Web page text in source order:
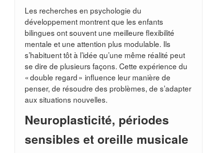
Les recherches en psychologie du
développement montrent que les enfants
bilingues ont souvent une meilleure flexibilité
mentale et une attention plus modulable. Ils
s’habituent tôt à l’idée qu’une même réalité peut
se dire de plusieurs façons. Cette expérience du
« double regard » influence leur manière de
penser, de résoudre des problèmes, de s’adapter
aux situations nouvelles.
Neuroplasticité, périodes
sensibles et oreille musicale